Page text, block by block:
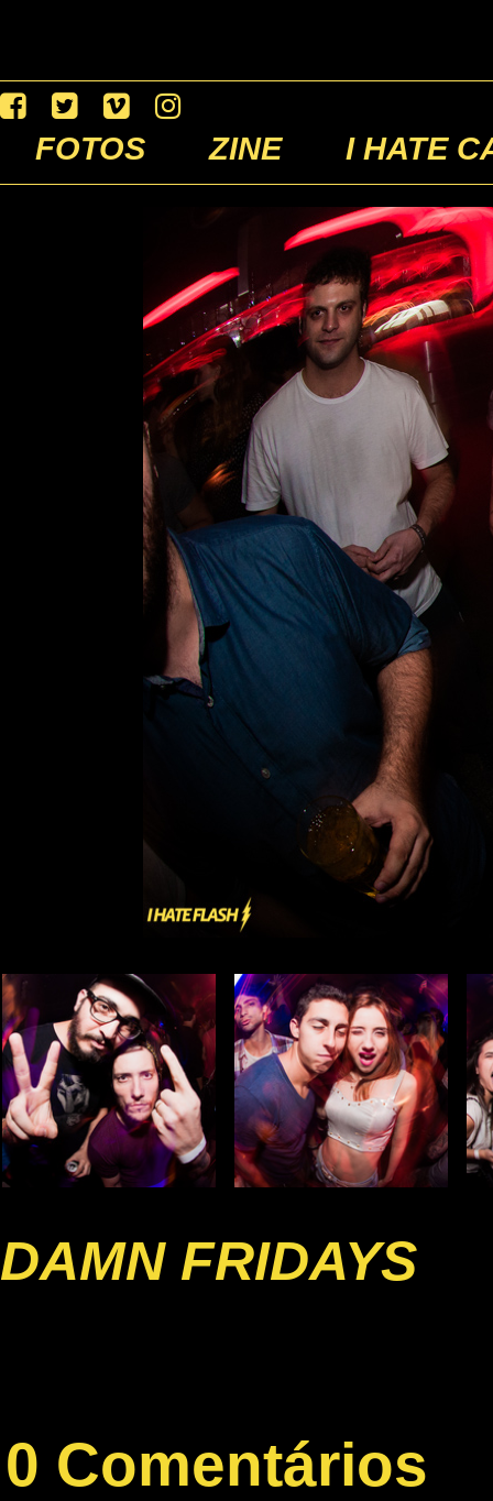
FOTOS ZINE I HATE
DAMN FRIDAYS
0 Comentários